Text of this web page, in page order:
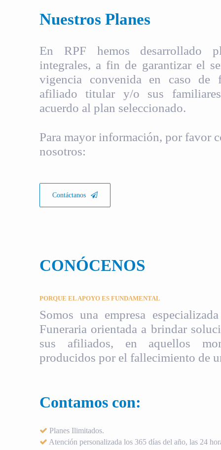
Nuestros Planes
En RPF hemos desarrollado
integrales, a fin de garantizar el
vigencia convenida en caso de
afiliado titular y/o sus
acuerdo al plan seleccionado.
Para mayor información, por favor
nosotros:
Contáctanos
CONÓCENOS
PORQUE EL APOYO ES FUNDAMENTAL
Somos una empresa
Funeraria orientada a brindar
sus afiliados, en aquellos
producidos por el fallecimiento de
Contamos con:
Planes Ilimitados.
Atención personalizada los 365 días del año, las 24